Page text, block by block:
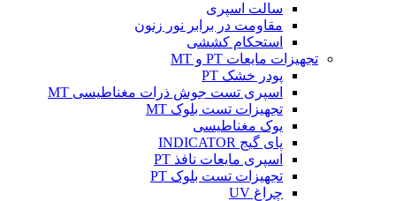
سالت اسپری
مقاومت در برابر نور زنون
استحکام کششی
تجهیزات مایعات PT و MT
پودر خشک PT
اسپری تست جوش ذرات مغناطیسی MT
تجهیزات تست بلوک MT
یوک مغناطیسی
پای گیج INDICATOR
اسپری مایعات نافذ PT
تجهیزات تست بلوک PT
چراغ UV